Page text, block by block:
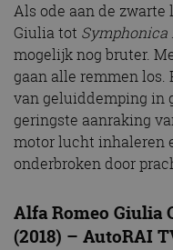
Als ode aan de zwarte
Giulia tot Symphonica
mogelijk nog bruter.
gaan alle remmen
van geluiddemping in
geringste aanraking
motor lucht inhaleren
onderbroken door
Alfa Romeo Giulia
(2018) – AutoRAI